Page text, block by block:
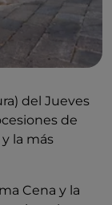
del Jueves
de
la más
Cena y la